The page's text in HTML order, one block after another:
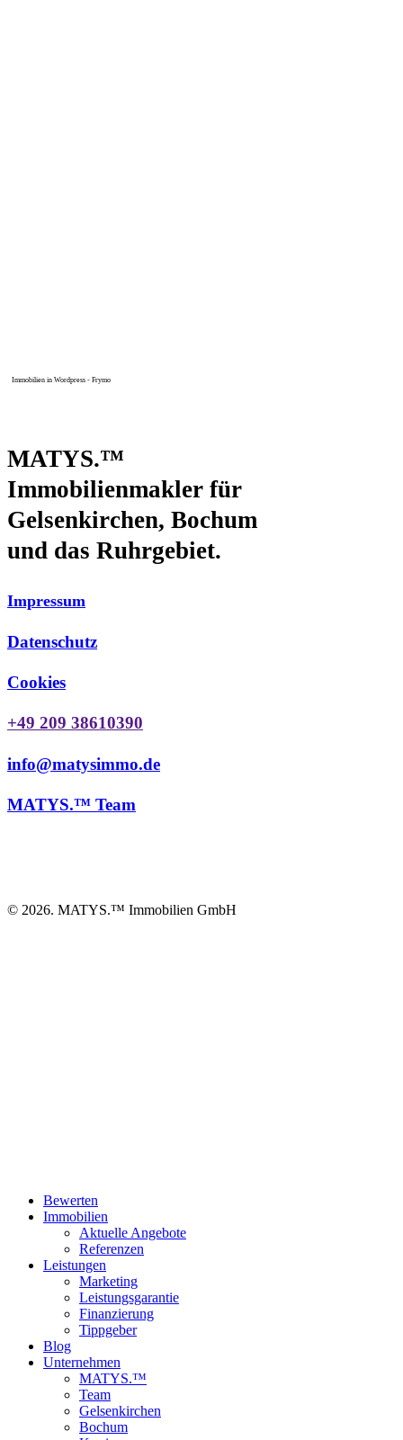
Immobilien in Wordpress - Frymo
MATYS.™
Immobilienmakler für
Gelsenkirchen, Bochum
und das Ruhrgebiet.
Impressum
Datenschutz
Cookies
+49 209 38610390
info@matysimmo.de
MATYS.™ Team
© 2026. MATYS.™ Immobilien GmbH
Close
Menu
Bewerten
Immobilien
Aktuelle Angebote
Referenzen
Leistungen
Marketing
Leistungsgarantie
Finanzierung
Tippgeber
Blog
Unternehmen
MATYS.™
Team
Gelsenkirchen
Bochum